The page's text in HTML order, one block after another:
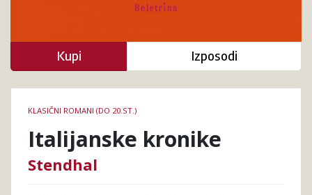
Podrobnosti
knjige
KLASIČNI ROMANI (DO 20.ST.)
Italijanske kronike
Stendhal
Kupi Izposodi